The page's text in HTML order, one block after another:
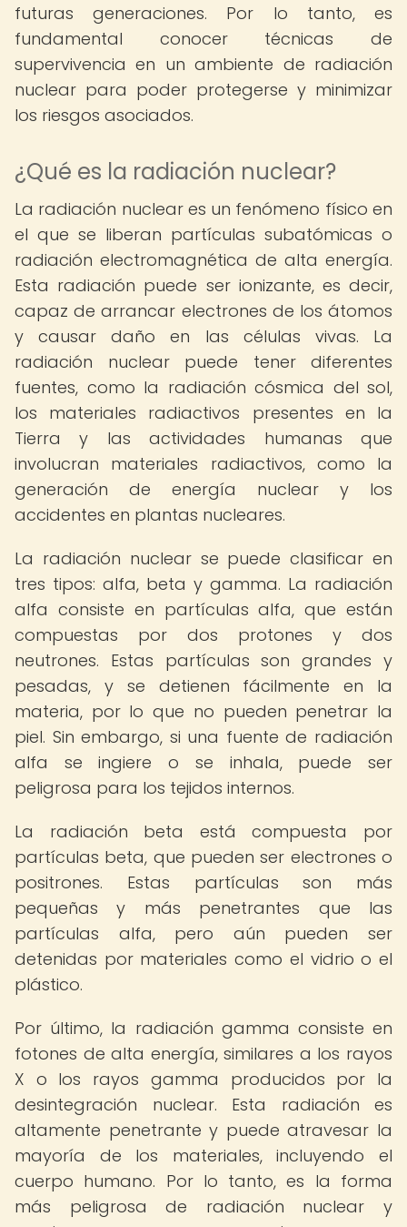
futuras generaciones. Por lo tanto, es
fundamental conocer técnicas de
supervivencia en un ambiente de radiación
nuclear para poder protegerse y minimizar
los riesgos asociados.
¿Qué es la radiación nuclear?
La radiación nuclear es un fenómeno físico en
el que se liberan partículas subatómicas o
radiación electromagnética de alta energía.
Esta radiación puede ser ionizante, es decir,
capaz de arrancar electrones de los átomos
y causar daño en las células vivas. La
radiación nuclear puede tener diferentes
fuentes, como la radiación cósmica del sol,
los materiales radiactivos presentes en la
Tierra y las actividades humanas que
involucran materiales radiactivos, como la
generación de energía nuclear y los
accidentes en plantas nucleares.
La radiación nuclear se puede clasificar en
tres tipos: alfa, beta y gamma. La radiación
alfa consiste en partículas alfa, que están
compuestas por dos protones y dos
neutrones. Estas partículas son grandes y
pesadas, y se detienen fácilmente en la
materia, por lo que no pueden penetrar la
piel. Sin embargo, si una fuente de radiación
alfa se ingiere o se inhala, puede ser
peligrosa para los tejidos internos.
La radiación beta está compuesta por
partículas beta, que pueden ser electrones o
positrones. Estas partículas son más
pequeñas y más penetrantes que las
partículas alfa, pero aún pueden ser
detenidas por materiales como el vidrio o el
plástico.
Por último, la radiación gamma consiste en
fotones de alta energía, similares a los rayos
X o los rayos gamma producidos por la
desintegración nuclear. Esta radiación es
altamente penetrante y puede atravesar la
mayoría de los materiales, incluyendo el
cuerpo humano. Por lo tanto, es la forma
más peligrosa de radiación nuclear y